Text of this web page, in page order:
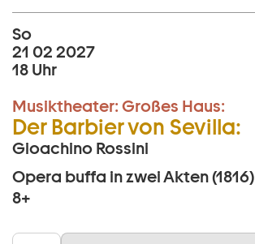
So
21 02 2027
18 Uhr
Musiktheater: Großes Haus:
Der Barbier von Sevilla:
Gioachino Rossini
Opera buffa in zwei Akten (1816)
8+